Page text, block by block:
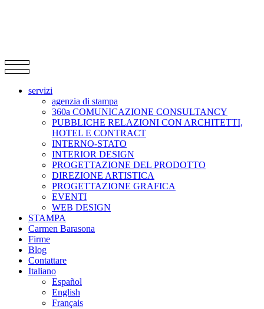
servizi
agenzia di stampa
360a COMUNICAZIONE CONSULTANCY
PUBBLICHE RELAZIONI CON ARCHITETTI,
HOTEL E CONTRACT
INTERNO-STATO
INTERIOR DESIGN
PROGETTAZIONE DEL PRODOTTO
DIREZIONE ARTISTICA
PROGETTAZIONE GRAFICA
EVENTI
WEB DESIGN
STAMPA
Carmen Barasona
Firme
Blog
Contattare
Italiano
Español
English
Français